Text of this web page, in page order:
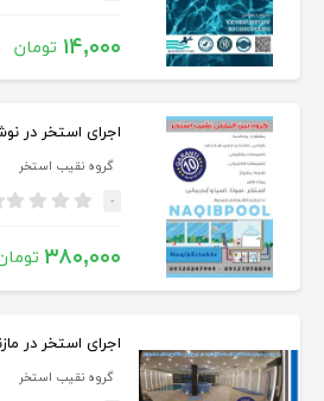
۱۴,۰۰۰ تومان
اجرای استخر در
گروه نقیب استخر
-
۳۸۰,۰۰۰
اجرای استخر در
گروه نقیب استخر